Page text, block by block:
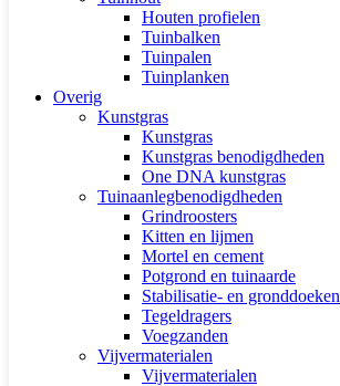
Houten profielen
Tuinbalken
Tuinpalen
Tuinplanken
Overig
Kunstgras
Kunstgras
Kunstgras benodigdheden
One DNA kunstgras
Tuinaanlegbenodigdheden
Grindroosters
Kitten en lijmen
Mortel en cement
Potgrond en tuinaarde
Stabilisatie- en gronddoeken
Tegeldragers
Voegzanden
Vijvermaterialen
Vijvermaterialen